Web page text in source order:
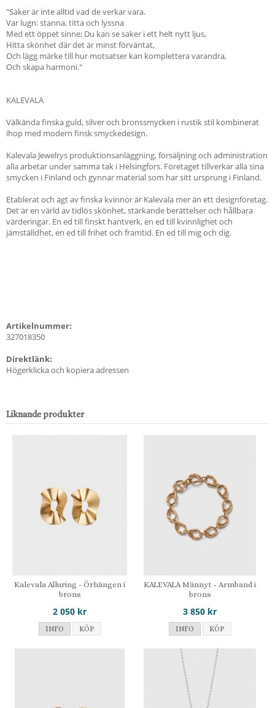
"Saker är inte alltid vad de verkar vara.
Var lugn: stanna, titta och lyssna
Med ett öppet sinne; Du kan se saker i ett helt nytt ljus,
Hitta skönhet där det är minst förväntat,
Och lägg märke till hur motsatser kan komplettera varandra,
Och skapa harmoni."
KALEVALA
Välkända finska guld, silver och bronssmycken i rustik stil kombinerat
ihop med modern finsk smyckedesign.
Kalevala Jewelrys produktionsanläggning, försäljning och administration
alla arbetar under samma tak i Helsingfors. Företaget tillverkar alla sina
smycken i Finland och gynnar material som har sitt ursprung i Finland.
Etablerat och ägt av finska kvinnor är Kalevala mer än ett designföretag.
Det är en värld av tidlös skönhet, stärkande berättelser och hållbara
värderingar. En ed till finskt hantverk, en ed till kvinnlighet och
jämställdhet, en ed till frihet och framtid. En ed till mig och dig.
Artikelnummer:
327018350
Direktlänk:
Högerklicka och kopiera adressen
Liknande produkter
Kalevala Alluring - Örhängen i
brons
2 050 kr
INFO KÖP
KALEVALA Männyt - Armband i
brons
3 850 kr
INFO KÖP